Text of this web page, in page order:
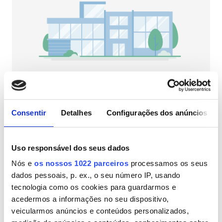
Consentir Detalhes Configurações dos anúncios
Uso responsável dos seus dados
Nós e os nossos 1022 parceiros processamos os seus
dados pessoais, p. ex., o seu número IP, usando
tecnologia como os cookies para guardarmos e
acedermos a informações no seu dispositivo,
veicularmos anúncios e conteúdos personalizados,
Pacientes com Hepatite B
Pacientes com Hepatite C
Instalações
Refeições
Wi-Fi Gratuito
Ecrãs de televisão
Transferência Gratuita
NephroPlus at Ford Hospital
Patna, Índia
Por tratamento
Diálise HD 68 €
Diálise HDF 92 €
Reservar